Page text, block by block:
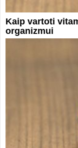
Kaip vartoti
organizmui